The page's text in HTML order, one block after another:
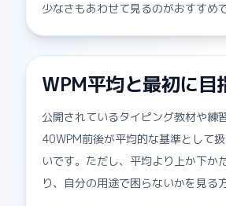
少なさもあわせて見るのがおすすめで
WPM平均と最初に目
公開されているタイピング教材や練
40WPM前後が平均的な基準として
いです。ただし、平均より上か下か
り、自分の用途で困らないかを見る